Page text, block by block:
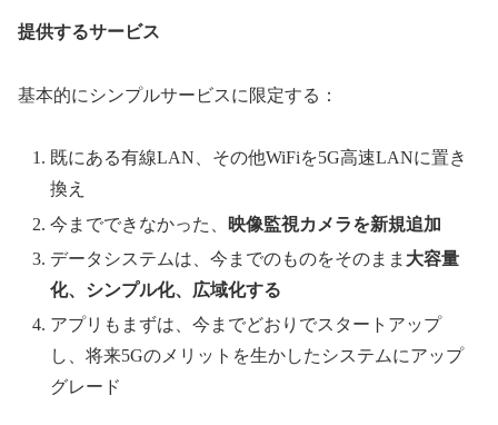
提供するサービス
基本的にシンプルサービスに限定する：
既にある有線LAN、その他WiFiを5G高速LANに置き
換え
今までできなかった、
映像監視カメラを新規追加
データシステムは、今までのものをそのまま 大容量
化、シンプル化、広域化する
アプリもまずは、今までどおりでスタートアップ
し、将来5Gのメリットを生かしたシステムにアップ
グレード